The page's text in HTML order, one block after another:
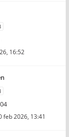
16:52
feb 2026, 13:41